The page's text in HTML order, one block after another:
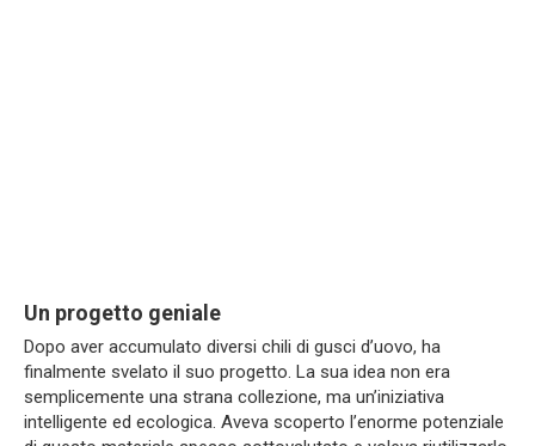
Un progetto geniale
Dopo aver accumulato diversi chili di gusci d’uovo, ha
finalmente svelato il suo progetto. La sua idea non era
semplicemente una strana collezione, ma un’iniziativa
intelligente ed ecologica. Aveva scoperto l’enorme potenziale